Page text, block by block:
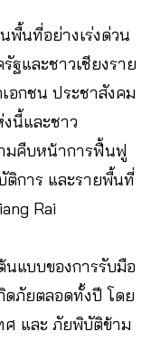
นที่อย่างเร่งด่วน
ฐและชาวเชียงราย
อกชน ประชาสังคม
นี้และชาว
มคืบหน้าการฟื้นฟู
ติการ และรายพื้นที่
Rai
แบบของการรับมือ
ดภัยตลอดทั้งปี โดย
ศ และ ภัยพิบัติข้าม